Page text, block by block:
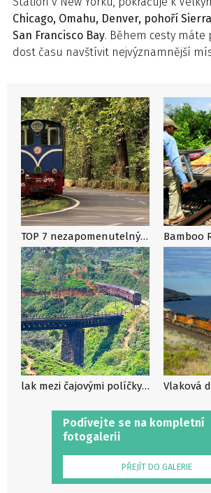
Chicago, Omahu, Denver, pohoří
San Francisco Bay. Během cesty máte
dost času navštívit nejvýznamnější
Podívejte se na kompletní
fotogalerii
PŘEJÍT DO GALERIE
TOP 7 nezapomenutelných cest vlakem, které musíte zažít
lak mezi čajovými políčky na Srí Lance